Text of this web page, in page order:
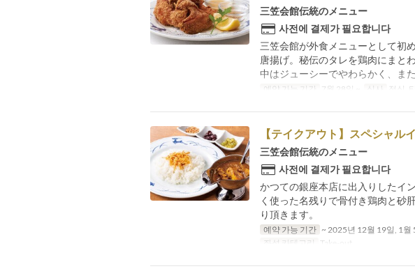
三笠会館伝統のメニュー
사전에 결제가 필요합니다
三笠会館が外食メニューとして初
唐揚げ。秘伝のタレを鶏肉にまと
中はジューシーでやわらかく、ま
예약 가능 기간 7월 28일 ~ 식사 점심,
【テイクアウト】スペシャル
三笠会館伝統のメニュー
사전에 결제가 필요합니다
かつての銀座本店に出入りしたイ
く使った名残りで骨付き鶏肉と砂
り頂きます。
예약 가능 기간 ~ 2025년 12월 19일, 1월
좌석 카테고리
Take-out